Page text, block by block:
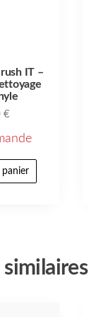
IT –
€
similaires